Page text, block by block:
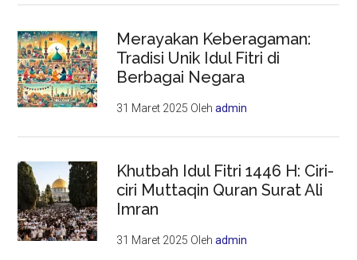
Merayakan Keberagaman:
Tradisi Unik Idul Fitri di
Berbagai Negara
31 Maret 2025 Olehadmin
Khutbah Idul Fitri 1446 H: Ciri-
ciri Muttaqin Quran Surat Ali
Imran
31 Maret 2025 Olehadmin